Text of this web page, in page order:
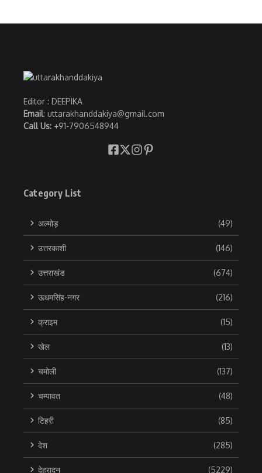
Editor : DEEPIKA
Email: uttarakhanddakiya@gmail.com
Call Us: +91-7906548944
Category List
अल्मोड़ (49)
उत्तरकाशी (146)
उत्तराखंड (674)
ऊधमसिंह-नगर (216)
क्राइम (15)
खेल (13)
चमोली (137)
चम्पावत (48)
टिहरी (85)
देश (285)
देहरादून (5229)